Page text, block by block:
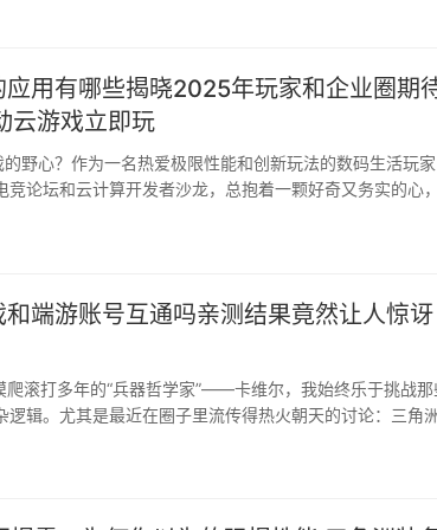
用有哪些揭晓2025年玩家和企业圈期
云游戏立即玩
的野心？作为一名热爱极限性能和创新玩法的数码生活玩
竞论坛和云计算开发者沙龙，总抱着一颗好奇又务实的心
端游账号互通吗亲测结果竟然让人惊讶
爬滚打多年的“兵器哲学家”——卡维尔，我始终乐于挑战那
辑。尤其是最近在圈子里流传得热火朝天的讨论：三角